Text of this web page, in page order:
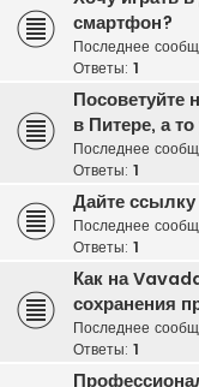
смартфон?
Последнее
Ответы: 1
в Питере, а
Последнее
Ответы: 1
Дайте
Последнее
Ответы: 1
Как на
сохранения
Последнее
Ответы: 1